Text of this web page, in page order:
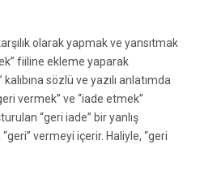
olarak yapmak ve yansıtmak
fiiline ekleme yaparak
sözlü ve yazılı anlatımda
vermek” ve “iade etmek”
“geri iade” bir yanlış
vermeyi içerir. Haliyle, “geri